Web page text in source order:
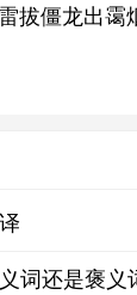
拔僵龙出霭
词还是褒义